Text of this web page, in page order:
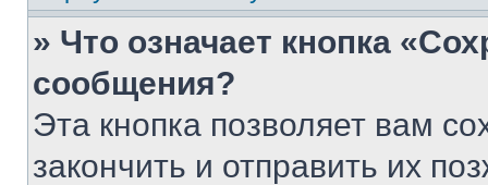
» Что означает кнопка
сообщения?
Эта кнопка позволяет вам
закончить и отправить их